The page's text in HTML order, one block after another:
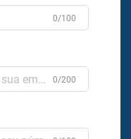
0/100
0/200